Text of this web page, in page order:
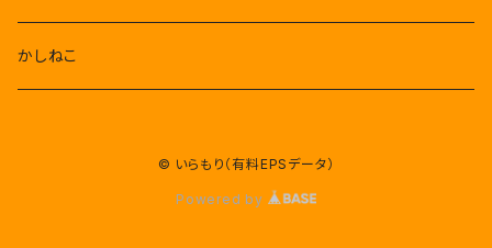
かしねこ
© いらもり（有料EPSデータ）
Powered by